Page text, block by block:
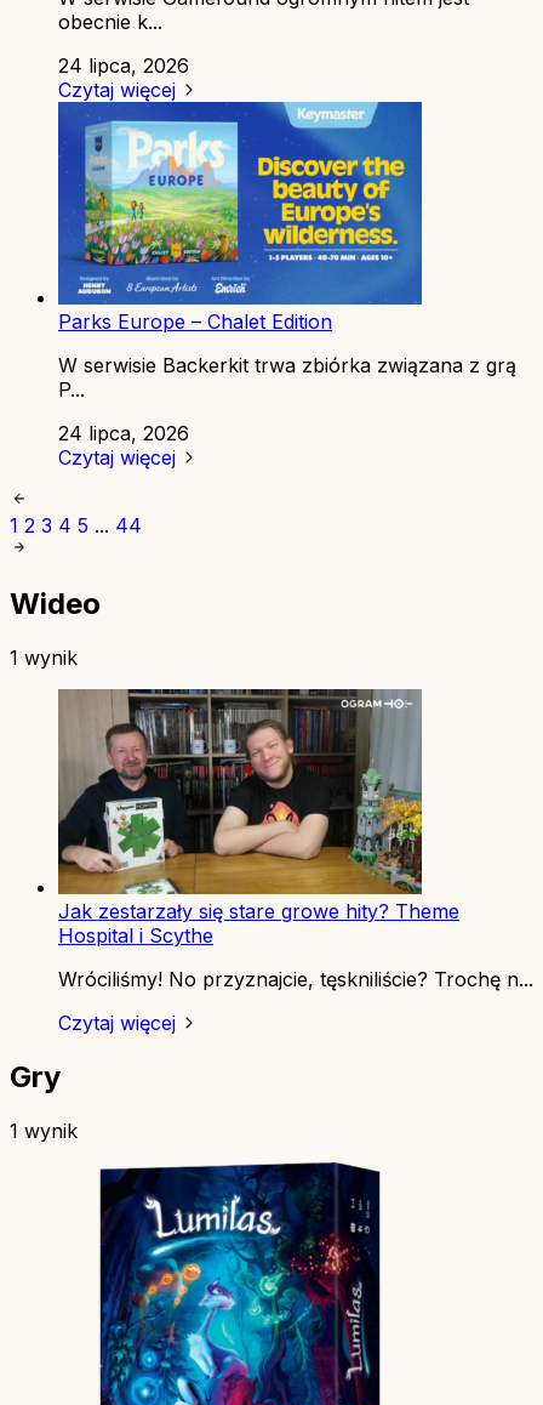
obecnie k...
24 lipca, 2026
Czytaj więcej
Parks Europe – Chalet Edition
W serwisie Backerkit trwa zbiórka związana z grą
P...
24 lipca, 2026
Czytaj więcej
1 2 3 4 5 ... 44
Wideo
1 wynik
Jak zestarzały się stare growe hity? Theme
Hospital i Scythe
Wróciliśmy! No przyznajcie, tęskniliście? Trochę n...
Czytaj więcej
Gry
1 wynik